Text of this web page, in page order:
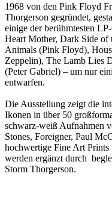
1968 von den Pink Floyd
Thorgerson gegründet,
einige der berühmtesten
Heart Mother, Dark Side of
Animals (Pink Floyd),
Zeppelin), The Lamb Lies
(Peter Gabriel) – um nur
entwarfen.
Die Ausstellung zeigt die
Ikonen in über 50
schwarz-weiß Aufnahmen
Stones, Foreigner, Paul
hochwertige Fine Art
werden ergänzt durch
Storm Thorgerson.